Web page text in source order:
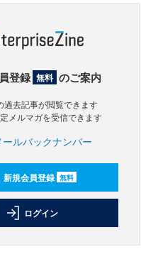
登録 無料 のご案内
過去記事が閲覧できます
定メルマガを受信できます
ールバックナンバー
新規会員登録 無料
ログイン